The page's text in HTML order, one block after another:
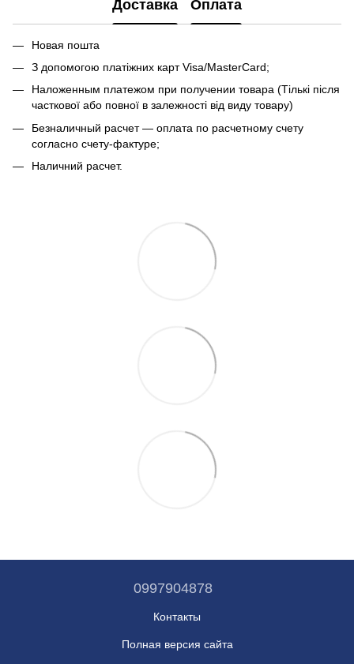
Доставка Оплата
Новая пошта
З допомогою платіжних карт Visa/MasterCard;
Наложенным платежом при получении товара (Тількі після
часткової або повної в залежності від виду товару)
Безналичный расчет — оплата по расчетному счету
согласно счету-фактуре;
Наличний расчет.
0997904878
Контакты
Полная версия сайта